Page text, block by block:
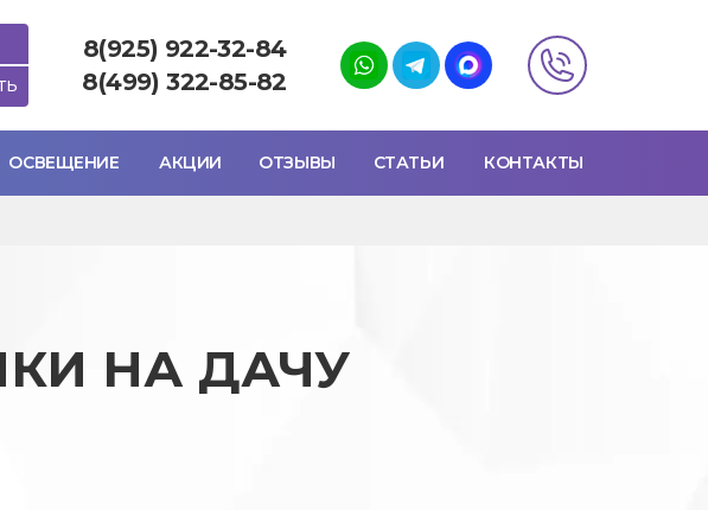
8(925) 922-32-84
8(499) 322-85-82
ОСВЕЩЕНИЕ АКЦИИ ОТЗЫВЫ СТАТЬИ КОНТАКТЫ
НА ДАЧУ